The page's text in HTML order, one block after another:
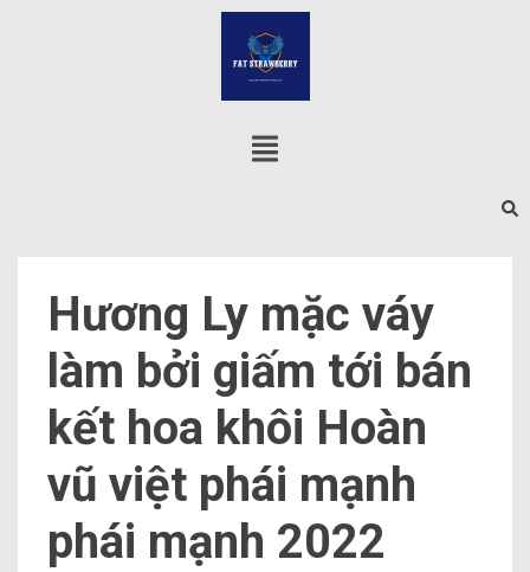
Hương Ly mặc váy
làm bởi giấm tới bán
kết hoa khôi Hoàn
vũ việt phái mạnh
phái mạnh 2022